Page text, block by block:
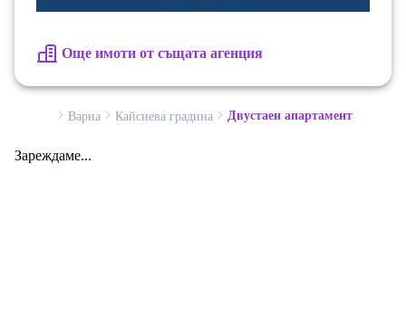
Още имоти от същата агенция
Варна Кайсиева градина Двустаен апартамент
Зареждаме...